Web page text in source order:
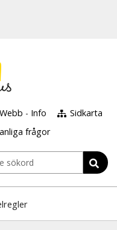
- Info
Sidkarta
frågor